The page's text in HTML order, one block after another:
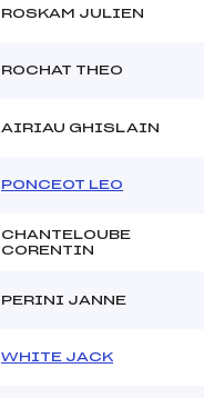
ROSKAM JULIEN
ROCHAT THEO
AIRIAU GHISLAIN
PONCEOT LEO
CHANTELOUBE
CORENTIN
PERINI JANNE
WHITE JACK